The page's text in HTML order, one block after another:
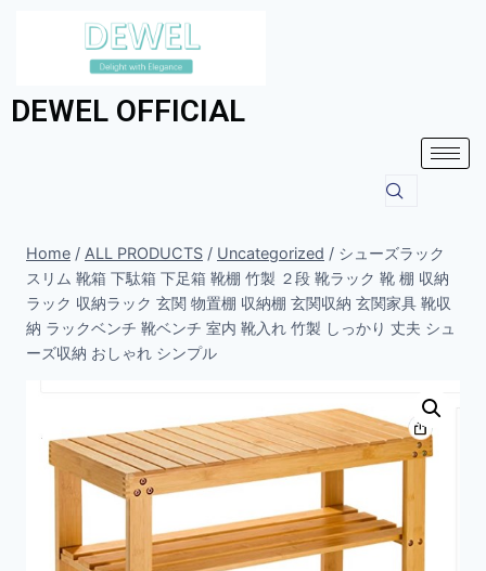
DEWEL OFFICIAL
Home / ALL PRODUCTS / Uncategorized / シューズラック
スリム 靴箱 下駄箱 下足箱 靴棚 竹製 ２段 靴ラック 靴 棚 収納
ラック 収納ラック 玄関 物置棚 収納棚 玄関収納 玄関家具 靴収
納 ラックベンチ 靴ベンチ 室内 靴入れ 竹製 しっかり 丈夫 シュ
ーズ収納 おしゃれ シンプル